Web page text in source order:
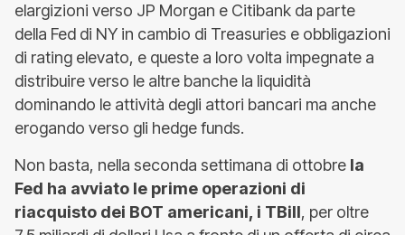
elargizioni verso JP Morgan e Citibank da parte
della Fed di NY in cambio di Treasuries e obbligazioni
di rating elevato, e queste a loro volta impegnate a
distribuire verso le altre banche la liquidità
dominando le attività degli attori bancari ma anche
erogando verso gli hedge funds.
Non basta, nella seconda settimana di ottobre la
Fed ha avviato le prime operazioni di
riacquisto dei BOT americani, i TBill, per oltre